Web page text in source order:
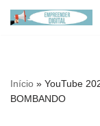
conteúdo
Início » YouTube
BOMBANDO